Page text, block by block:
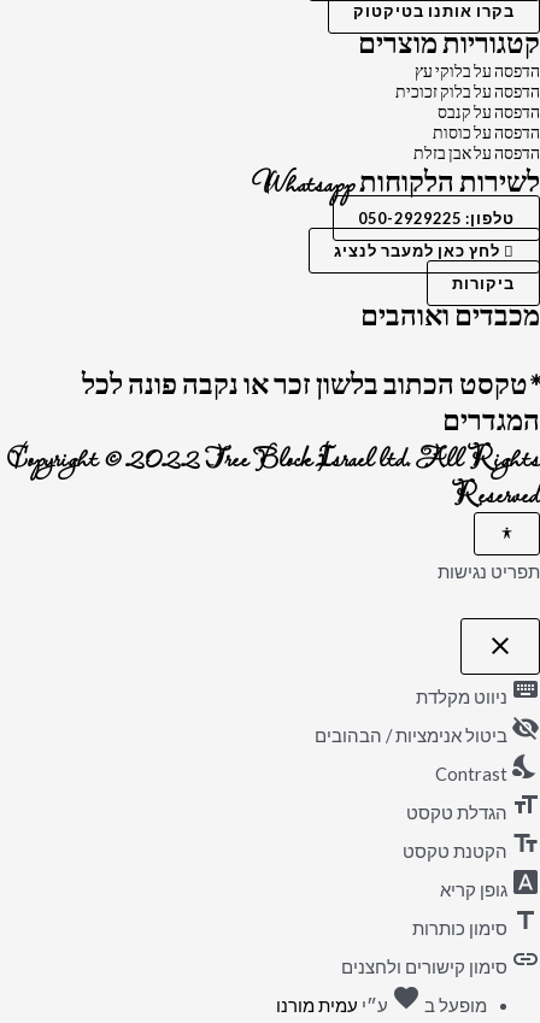
בקרו אותנו בטיקטוק
קטגוריות מוצרים
הדפסה על בלוקי עץ
הדפסה על בלוק זכוכית
הדפסה על קנבס
הדפסה על כוסות
הדפסה על אבן בזלת
לשירות הלקוחות Whatsapp
טלפון: 050-2929225
לחץ כאן למעבר לנציג
ביקורות
מכבדים ואוהבים
*טקסט הכתוב בלשון זכר או נקבה פונה לכל
המגדרים
Copyright © 2022 Tree Block Israel ltd. All Rights
Reserved
תפריט נגישות
close
פתיחה
של
הנגישות
keyboard ניווט מקלדת
visibility_off ביטול אנימציות / הבהובים
nights_stay
Contrast
format_size הגדלת טקסט
text_fields הקטנת טקסט
font_download גופן קריא
title סימון כותרות
link סימון קישורים ולחצנים
מופעל ב favorite אהבה
ע״י עמית מורנו